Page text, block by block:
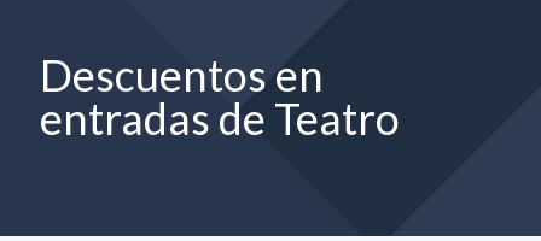
Descuentos en
entradas de Teatro